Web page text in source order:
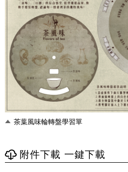
茶葉風味輪轉盤學習單
附件下載 一鍵下載